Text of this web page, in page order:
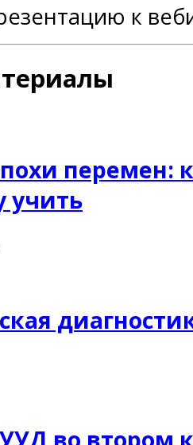
к
перемен:
учить